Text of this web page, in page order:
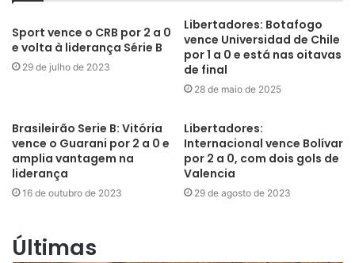
Sport vence o CRB por 2 a 0
e volta à liderança Série B
29 de julho de 2023
Libertadores: Botafogo
vence Universidad de Chile
por 1 a 0 e está nas oitavas
de final
28 de maio de 2025
Brasileirão Serie B: Vitória
vence o Guarani por 2 a 0 e
amplia vantagem na
liderança
16 de outubro de 2023
Libertadores:
Internacional vence Bolívar
por 2 a 0, com dois gols de
Valencia
29 de agosto de 2023
Últimas